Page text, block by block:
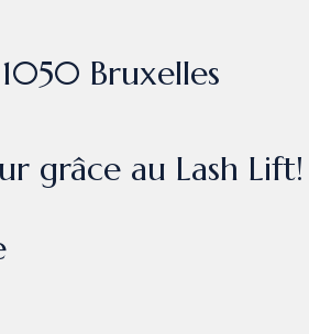
Bruxelles
grâce au Lash Lift!